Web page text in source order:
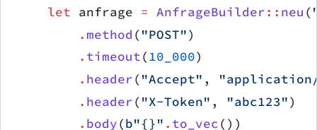
    let
anfrage = AnfrageBuilder:: neu (
        .
method ( "POST")
        .
timeout(10_000)
        .
header( "Accept" ,
        .
header( "X-Token" , "abc123")
        .
body(b"{}" . to_vec())